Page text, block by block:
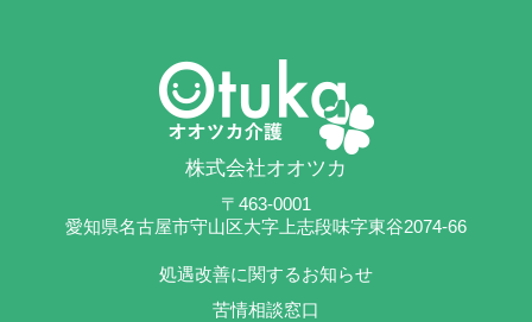
株式会社オオツカ
〒463-0001
愛知県名古屋市守山区大字上志段味字東谷2074-66
処遇改善に関するお知らせ
苦情相談窓口